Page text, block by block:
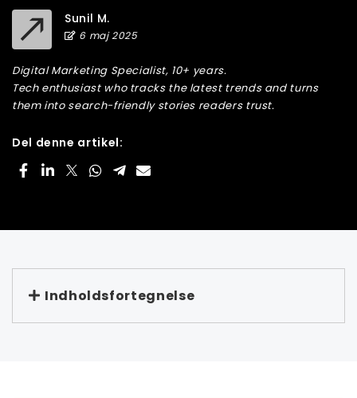
Sunil M.
6 maj 2025
Digital Marketing Specialist, 10+ years.
Tech enthusiast who tracks the latest trends and turns
them into search-friendly stories readers trust.
Del denne artikel:
Indholdsfortegnelse